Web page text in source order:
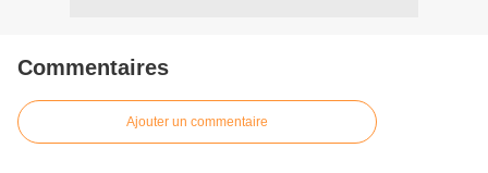
Commentaires
Ajouter un commentaire